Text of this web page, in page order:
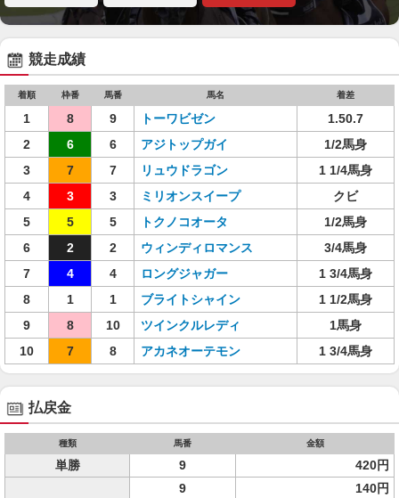
競走成績
着順 枠番 馬番 馬名 着差
1 8 9 トーワビゼン
1.50.7
2
6 6 アジトップガイ
1/2馬身
3
7 7 リュウドラゴン
1 1/4馬身
4
3 3 ミリオンスイープ
クビ
5
5 5 トクノコオータ
1/2馬身
6
2 2 ウィンディロマンス
3/4馬身
7
4 4 ロングジャガー
1 3/4馬身
8
1 1 ブライトシャイン
1 1/2馬身
9
8 10 ツインクルレディ
1馬身
10
7 8 アカネオーテモン 1 3/4馬身
払戻金
種類 馬番 金額
単勝 9 420円
9
140円